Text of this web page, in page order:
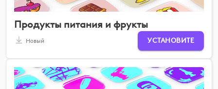
Продукты питания и фрукты
Новый УСТАНОВИТЕ